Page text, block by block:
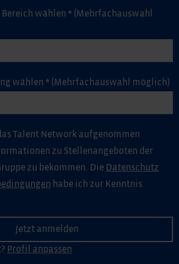
Bereich wählen * (Mehrfachauswahl
wählen * (Mehrfachauswahl möglich)
Talent Network aufgenommen
zu Stellenangeboten der
zu bekommen. Die Datenschutz
habe ich zur Kenntnis
Profil anpassen